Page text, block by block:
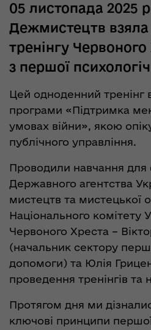
05 листопада 2025
Дежмистецтв взяла
тренінгу
з першої
Цей одноденний тренінг
програми «Підтримка
умовах війни», якою
публічного управління.
Проводили навчання для
Державного агентства
мистецтв та мистецької
Національного комітету
Червоного Хреста –
(начальник сектору
допомоги) та Юлія
проведення тренінгів та
Протягом дня ми
ключові принципи